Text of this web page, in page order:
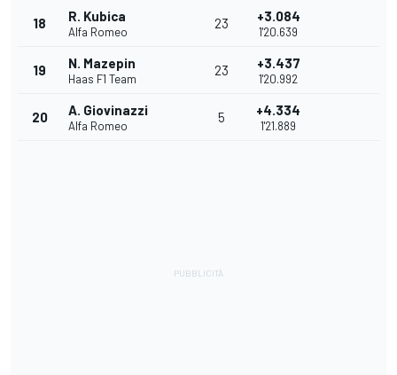
18 R. Kubica
Alfa Romeo
23 +3.084
1'20.639
19 N. Mazepin
Haas F1 Team
23 +3.437
1'20.992
20 A. Giovinazzi
Alfa Romeo
5 +4.334
1'21.889